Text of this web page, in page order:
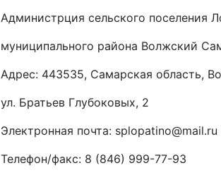
Администрция сельского поселения
муниципального района Волжский
Адрес: 443535, Самарская область,
ул. Братьев Глубоковых, 2
Электронная почта: splopatino@mail.ru
Телефон/факс: 8 (846) 999-77-93